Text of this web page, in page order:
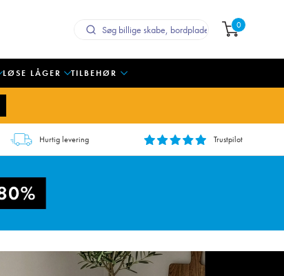
0
LØSE LÅGER TILBEHØR
Hurtig levering Trustpilot